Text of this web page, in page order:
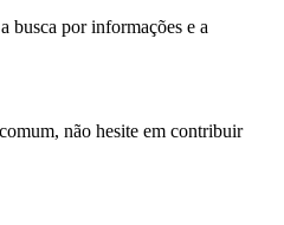
busca por informações e a
não hesite em contribuir